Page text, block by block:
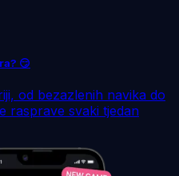
😏
od bezazlenih navika do
rasprave svaki tjedan